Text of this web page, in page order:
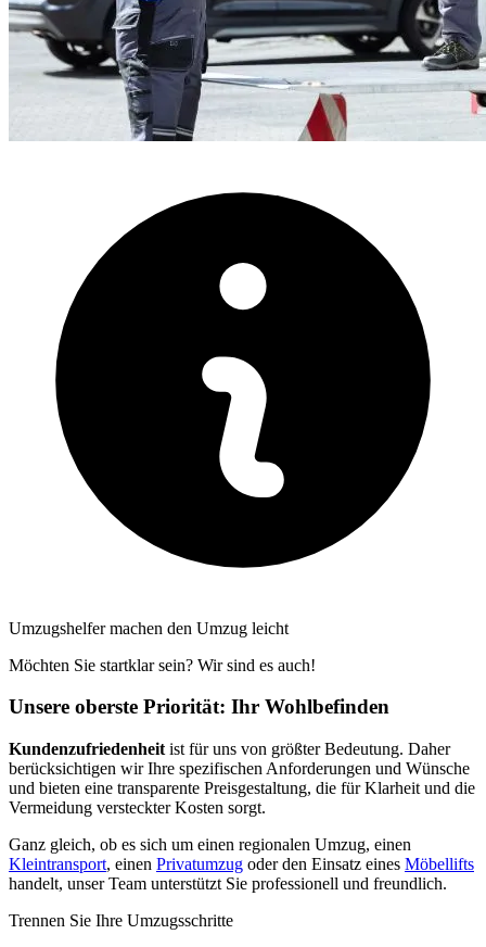
Umzugshelfer machen den Umzug leicht
Möchten Sie startklar sein? Wir sind es auch!
Unsere oberste Priorität: Ihr Wohlbefinden
Kundenzufriedenheit ist für uns von größter Bedeutung. Daher
berücksichtigen wir Ihre spezifischen Anforderungen und Wünsche
und bieten eine transparente Preisgestaltung, die für Klarheit und die
Vermeidung versteckter Kosten sorgt.
Ganz gleich, ob es sich um einen regionalen Umzug, einen
Kleintransport, einen Privatumzug oder den Einsatz eines Möbellifts
handelt, unser Team unterstützt Sie professionell und freundlich.
Trennen Sie Ihre Umzugsschritte